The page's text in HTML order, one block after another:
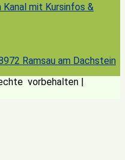
mit Kursinfos &
Ramsau am Dachstein
vorbehalten |